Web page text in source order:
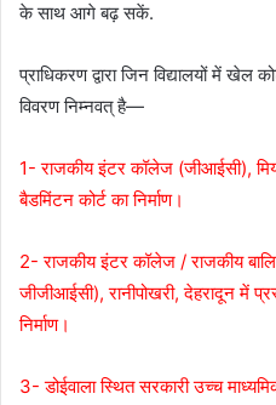
के साथ आगे बढ़ सकें.
प्राधिकरण द्वारा जिन विद्यालयों में खेल
विवरण निम्नवत् है—
1- राजकीय इंटर कॉलेज (जीआईसी),
बैडमिंटन कोर्ट का निर्माण।
2- राजकीय इंटर कॉलेज / राजकीय
जीजीआईसी), रानीपोखरी, देहरादून में
निर्माण।
3- डोईवाला स्थित सरकारी उच्च